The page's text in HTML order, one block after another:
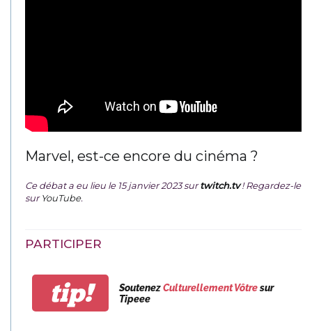
Marvel, est-ce encore du cinéma ?
Ce débat a eu lieu le 15 janvier 2023 surtwitch.tv ! Regardez-le
surYouTube.
PARTICIPER
tip! SoutenezCulturellement Vôtresur
Tipeee